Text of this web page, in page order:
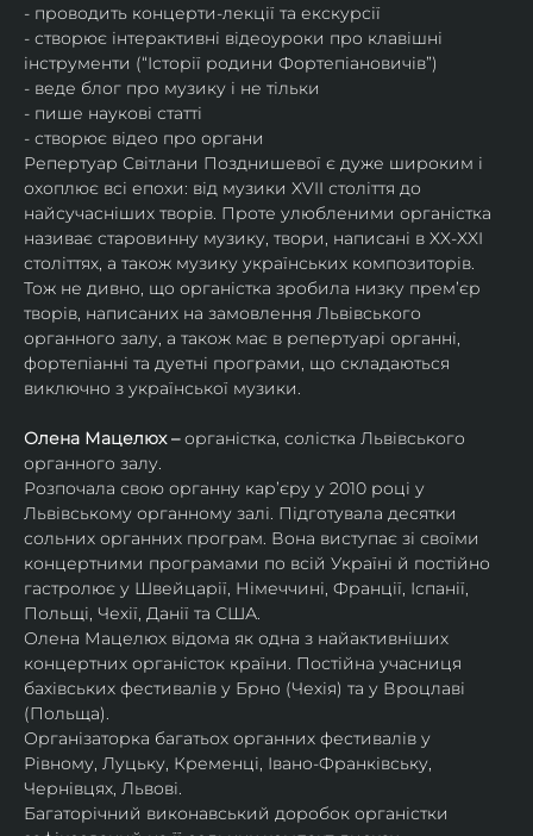
- проводить концерти-лекції та екскурсії
- створює інтерактивні відеоуроки про клавішні
інструменти (“Історії родини Фортепіановичів”)
- веде блог про музику і не тільки
- пише наукові статті
- створює відео про органи
Репертуар Світлани Позднишевої є дуже широким і
охоплює всі епохи: від музики XVII століття до
найсучасніших творів. Проте улюбленими органістка
називає старовинну музику, твори, написані в XX-XXI
століттях, а також музику українських композиторів.
Тож не дивно, що органістка зробила низку прем’єр
творів, написаних на замовлення Львівського
органного залу, а також має в репертуарі органні,
фортепіанні та дуетні програми, що складаються
виключно з української музики.
Олена Мацелюх – органістка, солістка Львівського
органного залу.
Розпочала свою органну кар’єру у 2010 році у
Львівському органному залі. Підготувала десятки
сольних органних програм. Вона виступає зі своїми
концертними програмами по всій Україні й постійно
гастролює у Швейцарії, Німеччині, Франції, Іспанії,
Польщі, Чехії, Данії та США.
Олена Мацелюх відома як одна з найактивніших
концертних органісток країни. Постійна учасниця
бахівських фестивалів у Брно (Чехія) та у Вроцлаві
(Польща).
Організаторка багатьох органних фестивалів у
Рівному, Луцьку, Кременці, Івано-Франківську,
Чернівцях, Львові.
Багаторічний виконавський доробок органістки